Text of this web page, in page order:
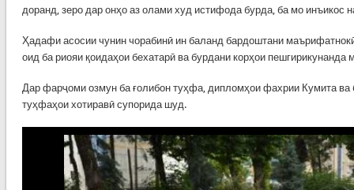
доранд, зеро дар онҳо аз олами худ истифода бурда, ба мо инъикос
Ҳадафи асосии чунин чорабинӣ ин баланд бардоштани
оид ба риояи қоидаҳои бехатарӣ ва бурдани корҳои пешгирикунанда
Дар фарҷоми озмун ба ғолибон туҳфа, дипломҳои фахрии Кумита ва
туҳфаҳои хотиравӣ супорида шуд.